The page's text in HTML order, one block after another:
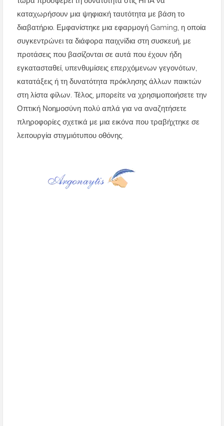
καταχωρήσουν μια ψηφιακή ταυτότητα με βάση το
διαβατήριο. Εμφανίστηκε μια εφαρμογή Gaming, η οποία
συγκεντρώνει τα διάφορα παιχνίδια στη συσκευή, με
προτάσεις που βασίζονται σε αυτά που έχουν ήδη
εγκατασταθεί, υπενθυμίσεις επερχόμενων γεγονότων,
κατατάξεις ή τη δυνατότητα πρόκλησης άλλων παικτών
στη λίστα φίλων. Τέλος, μπορείτε να χρησιμοποιήσετε την
Οπτική Νοημοσύνη πολύ απλά για να αναζητήσετε
πληροφορίες σχετικά με μια εικόνα που τραβήχτηκε σε
λειτουργία στιγμιότυπου οθόνης.